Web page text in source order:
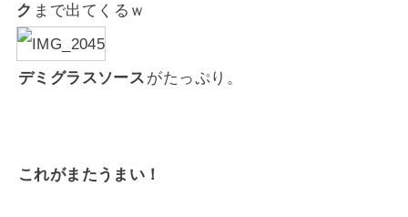
ク まで出てくるｗ
デミグラスソース がたっぷり。
これがまたうまい！